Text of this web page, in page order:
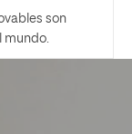
son
mundo.